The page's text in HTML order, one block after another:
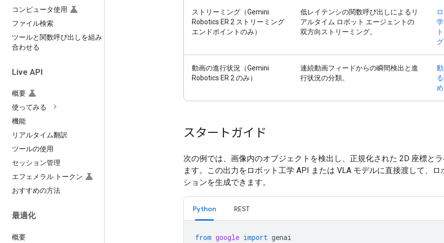
コンピュータ使用
ファイル検索
ツールと関数呼び出しを組み
合わせる
Live API
概要
使ってみる
機能
リアルタイム翻訳
ツールの使用
セッション管理
エフェメラル トークン
おすすめの方法
最適化
概要
ストリーミング（Gemini
Robotics ER 2 ストリーミング
エンドポイントのみ）
低レイテンシの関数呼び出しによるリ
アルタイム ロボット エージェントの
双方向ストリーミング。
グ
動画の進行状況（Gemini
Robotics ER 2 のみ）
連続動画フィードからの瞬間検出と進
行状況の分類。
スタートガイド
次の例では、画像内のオブジェクトを検出し、正規化された 2D 座標と
ます。この出力をロボット工学 API または VLA モデルに直接渡して、ロ
ションを生成できます。
Python REST
from google import genai